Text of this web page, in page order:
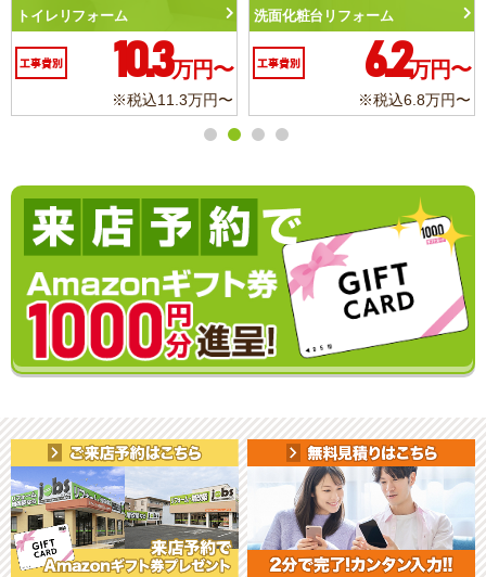
トイレリフォーム
工事費別 10.3万円〜
※税込11.3万円〜
洗面化粧台リフォーム
工事費別 6.2万円〜
※税込6.8万円〜